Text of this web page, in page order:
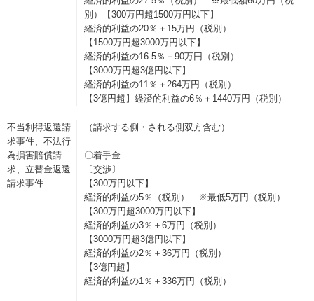
別）【300万円超1500万円以下】
経済的利益の20％＋15万円（税別）
【1500万円超3000万円以下】
経済的利益の16.5％＋90万円（税別）
【3000万円超3億円以下】
経済的利益の11％＋264万円（税別）
【3億円超】経済的利益の6％＋1440万円（税別）
不当利得返還請
求事件、不法行
為損害賠償請
求、立替金返還
請求事件
（請求する側・される側双方含む）
〇着手金
〔交渉〕
【300万円以下】
経済的利益の5％（税別） ※最低5万円（税別）
【300万円超3000万円以下】
経済的利益の3％＋6万円（税別）
【3000万円超3億円以下】
経済的利益の2％＋36万円（税別）
【3億円超】
経済的利益の1％＋336万円（税別）